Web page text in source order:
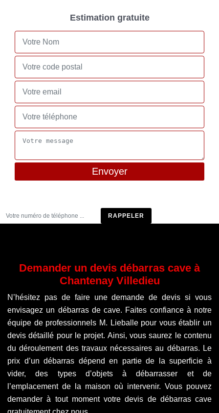
Estimation gratuite
Demander un devis débarras cave à
Chantenay Villedieu
N’hésitez pas de faire une demande de devis si vous
envisagez un débarras de cave. Faites confiance à notre
équipe de professionnels M. Lieballe pour vous établir un
devis détaillé pour le projet. Ainsi, vous saurez le contenu
du déroulement des travaux nécessaires au débarras. Le
prix d’un débarras dépend en partie de la superficie à
vider, des types d’objets à débarrasser et de
l’emplacement de la maison où intervenir. Vous pouvez
demander à tout moment votre devis de débarras cave